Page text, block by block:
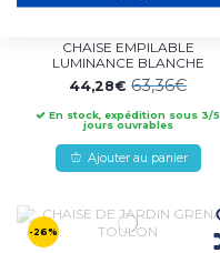
CHAISE EMPILABLE
LUMINANCE BLANCHE
44,28€63,36€
En stock, expédition sous 3/5
jours ouvrables
Ajouter au panier
-26%